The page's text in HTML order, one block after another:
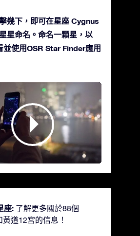
幾下，即可在星座 Cygnus
星命名。命名一顆星，以
並使用OSR Star Finder應用
座: 了解更多關於88個
黃道12宮的信息！